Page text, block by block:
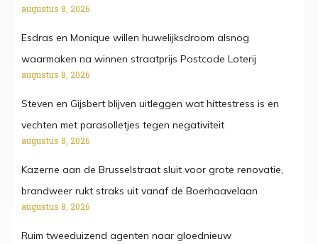
augustus 8, 2026
Esdras en Monique willen huwelijksdroom alsnog
waarmaken na winnen straatprijs Postcode Loterij
augustus 8, 2026
Steven en Gijsbert blijven uitleggen wat hittestress is en
vechten met parasolletjes tegen negativiteit
augustus 8, 2026
Kazerne aan de Brusselstraat sluit voor grote renovatie,
brandweer rukt straks uit vanaf de Boerhaavelaan
augustus 8, 2026
Ruim tweeduizend agenten naar gloednieuw